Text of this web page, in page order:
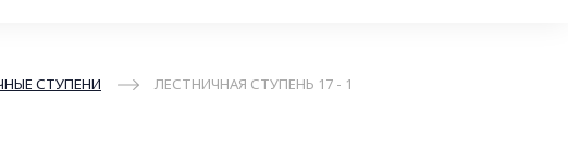
СТУПЕНИ ЛЕСТНИЧНАЯ СТУПЕНЬ 17 - 1